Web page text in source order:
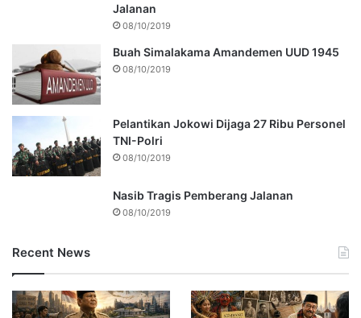
Jalanan
08/10/2019
Buah Simalakama Amandemen UUD 1945
08/10/2019
Pelantikan Jokowi Dijaga 27 Ribu Personel
TNI-Polri
08/10/2019
Nasib Tragis Pemberang Jalanan
08/10/2019
Recent News